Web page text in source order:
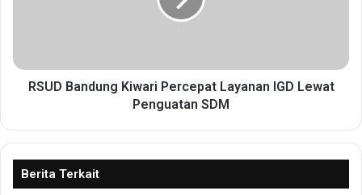
n
P
k
u
r
RSUD Bandung Kiwari Percepat Layanan IGD Lewat
Penguatan SDM
Berita Terkait